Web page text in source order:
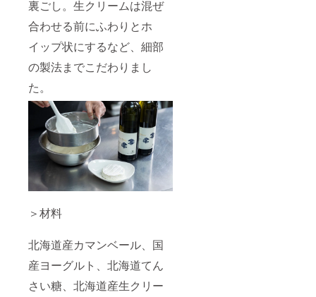
裏ごし。生クリームは混ぜ
合わせる前にふわりとホ
イップ状にするなど、細部
の製法までこだわりまし
た。
＞材料
北海道産カマンベール、国
産ヨーグルト、北海道てん
さい糖、北海道産生クリー